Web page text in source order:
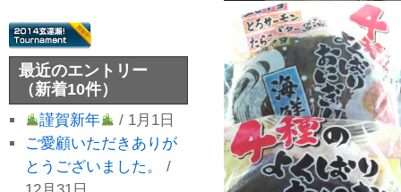
最近のエントリー
（新着10件）
謹賀新年
/ 1月1日
ご愛顧いただきありが
とうございました。
/